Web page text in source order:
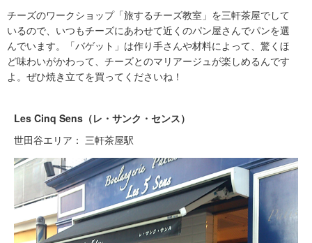
チーズのワークショップ「旅するチーズ教室」を三軒茶屋でして
いるので、いつもチーズにあわせて近くのパン屋さんでパンを選
んでいます。「バゲット」は作り手さんや材料によって、驚くほ
ど味わいがかわって、チーズとのマリアージュが楽しめるんです
よ。ぜひ焼き立てを買ってくださいね！
Les Cinq Sens（レ・サンク・センス）
世田谷エリア： 三軒茶屋駅